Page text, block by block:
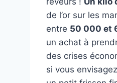
de l’or sur les
entre 50 000 et
un achat à
des crises
si vous